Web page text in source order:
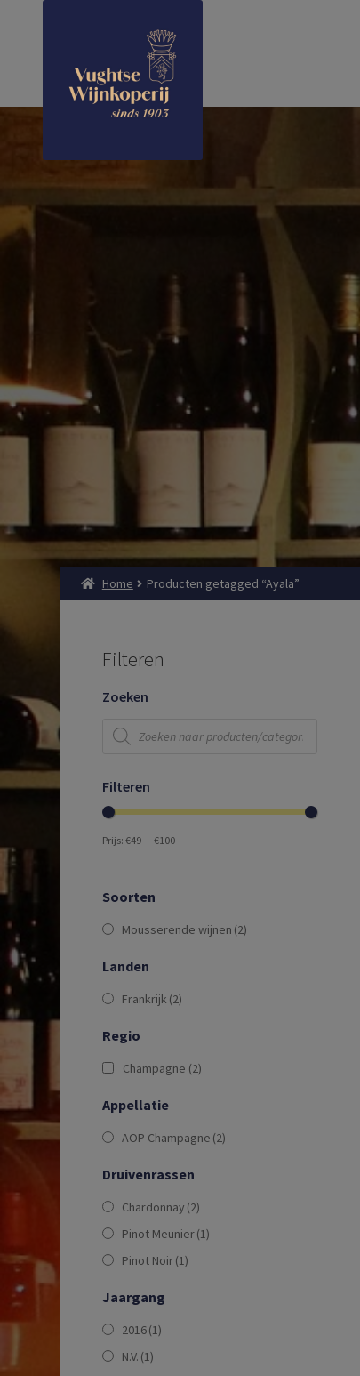
Home Producten getagged “Ayala”
Filteren
Zoeken
Producten
zoeken
Filteren
Prijs:€49—€100
Soorten
Mousserende wijnen (2)
Landen
Frankrijk (2)
Regio
Champagne (2)
Appellatie
AOP Champagne (2)
Druivenrassen
Chardonnay (2)
Pinot Meunier(1)
Pinot Noir(1)
Jaargang
2016(1)
N.V. (1)